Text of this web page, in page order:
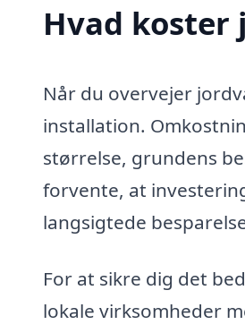
Hvad koster
Når du overvejer
installation.
størrelse, grundens
forvente, at
langsigtede
For at sikre dig det
lokale virksomheder